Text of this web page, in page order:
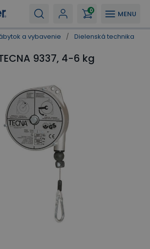
MENU
0
a vybavenie / Dielenská technika
9337, 4-6 kg